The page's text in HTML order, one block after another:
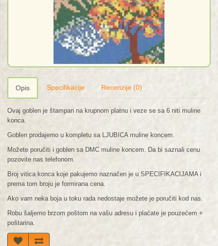
Opis Specifikacije Recenzije (0)
Ovaj goblen je štampan na krupnom platnu i veze se sa 6 niti muline
konca.
Goblen prodajemo u kompletu sa LJUBICA muline koncem.
Možete poručiti i goblen sa DMC muline koncem. Da bi saznali cenu
pozovite nas telefonom.
Broj vitica konca koje pakujemo naznačen je u SPECIFIKACIJAMA i
prema tom broju je formirana cena.
Ako vam neka boja u toku rada nedostaje možete je poručiti kod nas.
Robu šaljemo brzom poštom na vašu adresu i plaćate je pouzećem +
poštarina.